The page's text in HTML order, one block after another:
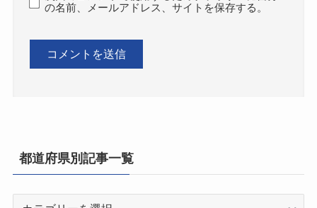
の名前、メールアドレス、サイトを保存する。
都道府県別記事一覧